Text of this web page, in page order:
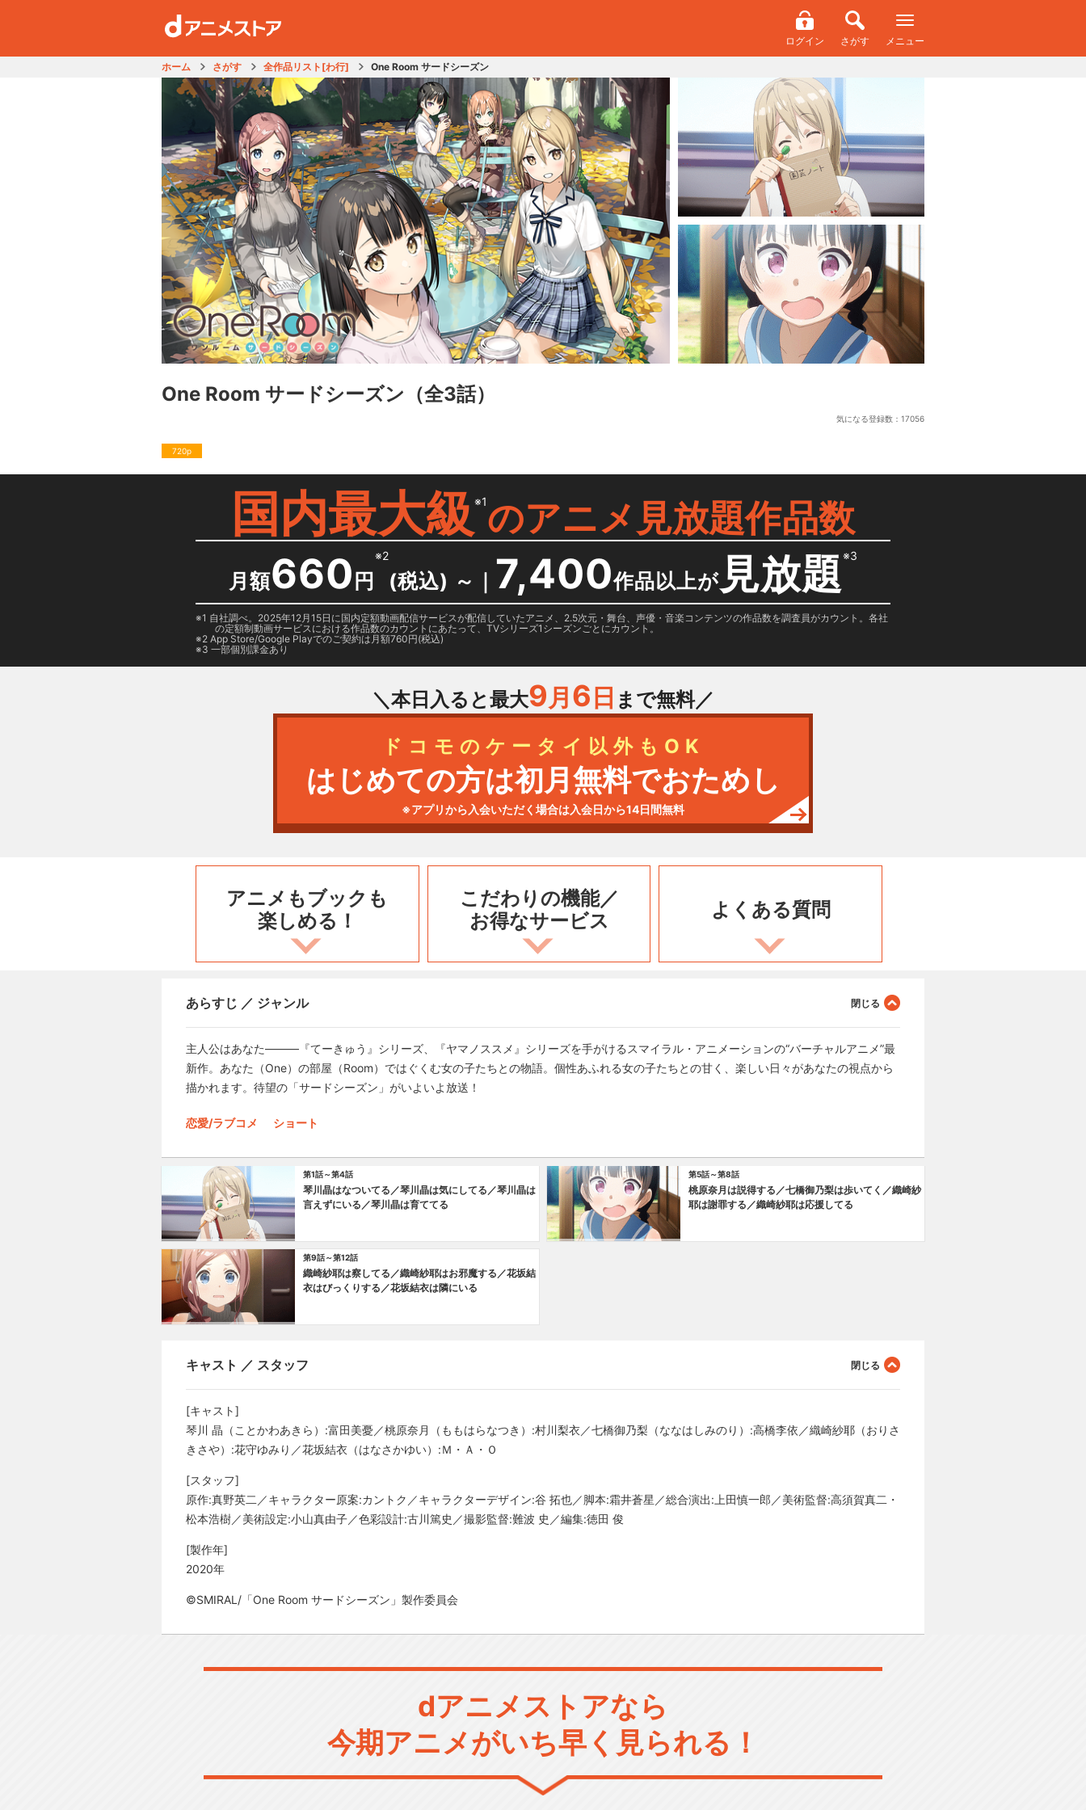
ログイン さがす メニュー
ホーム さがす 全作品リスト[わ行] One Room サードシーズン
One Room サードシーズン （全3話）
気になる登録数： 17056
720p
国内最大級 ※1のアニメ見放題作品数
月額660 円
※2
(税込) ～ ｜ 7,400作品以上が 見放題※3
1 自社調べ。2025年12月15日に国内定額動画配信サービスが配信していたアニメ、2.5次元・舞台、声優・音楽コンテンツの作品数を調査員がカウント。各社
の定額制動画サービスにおける作品数のカウントにあたって、TVシリーズ1シーズンごとにカウント。
2 App Store/Google Playでのご契約は月額760円(税込)
3 一部個別課金あり
＼本日入ると最大9月 6 日 まで無料／
ドコモのケータイ以外もOK
はじめての方は初月無料でおためし
※アプリから入会いただく場合は入会日から14日間無料
アニメもブックも
楽しめる！
こだわりの機能／
お得なサービス
よくある質問
あらすじ ／ ジャンル
主人公はあなた―――『てーきゅう』シリーズ、『ヤマノススメ』シリーズを手がけるスマイラル・アニメーションの“バーチャルアニメ”最
新作。あなた（One）の部屋（Room）ではぐくむ女の子たちとの物語。個性あふれる女の子たちとの甘く、楽しい日々があなたの視点から
描かれます。待望の「サードシーズン」がいよいよ放送！
恋愛/ラブコメ ショート
第1話～第4話
琴川晶はなついてる／琴川晶は気にしてる／琴川晶は
言えずにいる／琴川晶は育ててる
第5話～第8話
桃原奈月は説得する／七橋御乃梨は歩いてく／織崎紗
耶は謝罪する／織崎紗耶は応援してる
第9話～第12話
織崎紗耶は察してる／織崎紗耶はお邪魔する／花坂結
衣はびっくりする／花坂結衣は隣にいる
キャスト ／ スタッフ
[キャスト]
琴川 晶（ことかわあきら）:富田美憂／桃原奈月（ももはらなつき）:村川梨衣／七橋御乃梨（ななはしみのり）:高橋李依／織崎紗耶（おりさ
きさや）:花守ゆみり／花坂結衣（はなさかゆい）:Ｍ・Ａ・Ｏ
[スタッフ]
原作:真野英二／キャラクター原案:カントク／キャラクターデザイン:谷 拓也／脚本:霜井蒼星／総合演出:上田慎一郎／美術監督:高須賀真二・
松本浩樹／美術設定:小山真由子／色彩設計:古川篤史／撮影監督:難波 史／編集:徳田 俊
[製作年]
2020年
©SMIRAL/「One Room サードシーズン」製作委員会
dアニメストアなら
今期アニメがいち早く見られる！